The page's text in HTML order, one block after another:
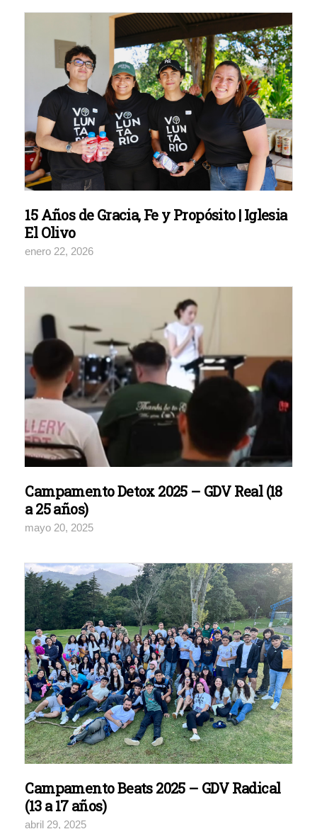
15 Años de Gracia, Fe y Propósito | Iglesia
El Olivo
enero 22, 2026
Campamento Detox 2025 – GDV Real (18
a 25 años)
mayo 20, 2025
Campamento Beats 2025 – GDV Radical
(13 a 17 años)
abril 29, 2025